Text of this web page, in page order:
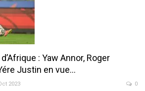
: Yaw Annor, Roger
Justin en vue…
2023 0